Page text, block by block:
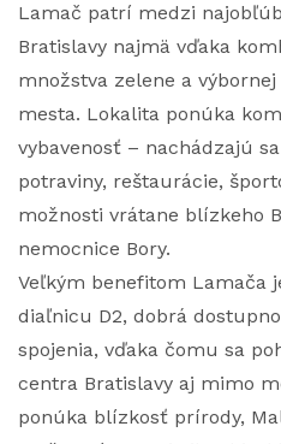
Lamač patrí medzi
Bratislavy najmä vďaka
množstva zelene a
mesta. Lokalita ponúka
vybavenosť – nachádzajú
potraviny, reštaurácie,
možnosti vrátane blízkeho
nemocnice Bory.
Veľkým benefitom Lamača
diaľnicu D2, dobrá
spojenia, vďaka čomu sa
centra Bratislavy aj mimo
ponúka blízkosť prírody,